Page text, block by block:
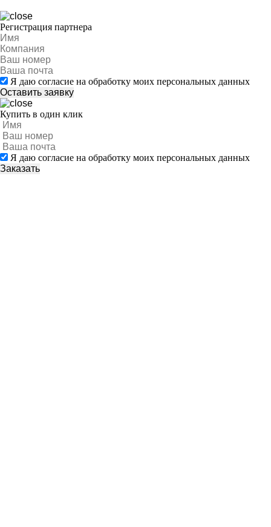
Регистрация партнера
Я даю согласие на обработку моих персональных данных
Купить в один клик
Я даю согласие на обработку моих персональных данных